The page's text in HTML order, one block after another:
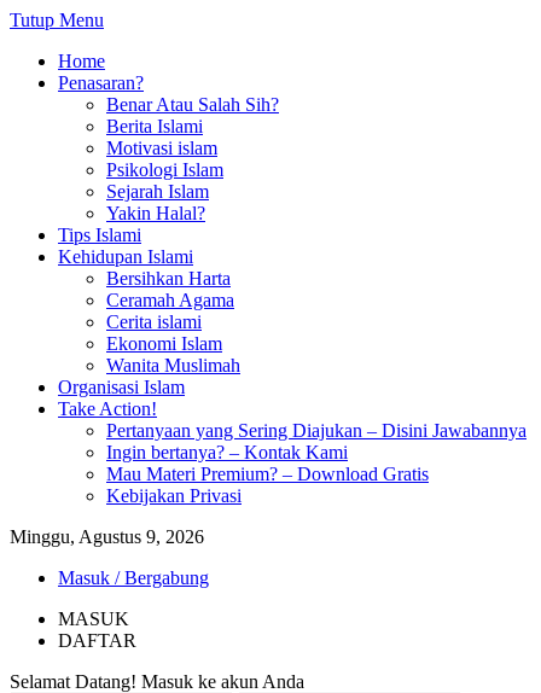
Tutup Menu
Home
Penasaran?
Benar Atau Salah Sih?
Berita Islami
Motivasi islam
Psikologi Islam
Sejarah Islam
Yakin Halal?
Tips Islami
Kehidupan Islami
Bersihkan Harta
Ceramah Agama
Cerita islami
Ekonomi Islam
Wanita Muslimah
Organisasi Islam
Take Action!
Pertanyaan yang Sering Diajukan – Disini Jawabannya
Ingin bertanya? – Kontak Kami
Mau Materi Premium? – Download Gratis
Kebijakan Privasi
Minggu, Agustus 9, 2026
Masuk / Bergabung
MASUK
DAFTAR
Selamat Datang! Masuk ke akun Anda